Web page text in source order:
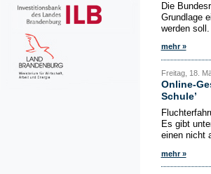
Die
Grundlage
werden
mehr »
Freitag, 18.
Online-
Schule’
Es gibt
einen nicht
mehr »